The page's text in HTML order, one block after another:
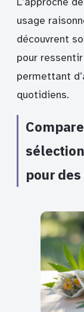
usage
découvrent
pour
permettant
quotidiens.
pour